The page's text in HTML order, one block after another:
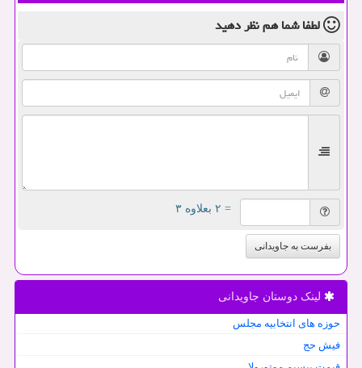
لطفا شما همنظر دهید
= ۲ بعلاوه ۳
بفرست به جاویدانی
لینک دوستان جاویدانی
حوزه های انتخابیه مجلس
فیش حج